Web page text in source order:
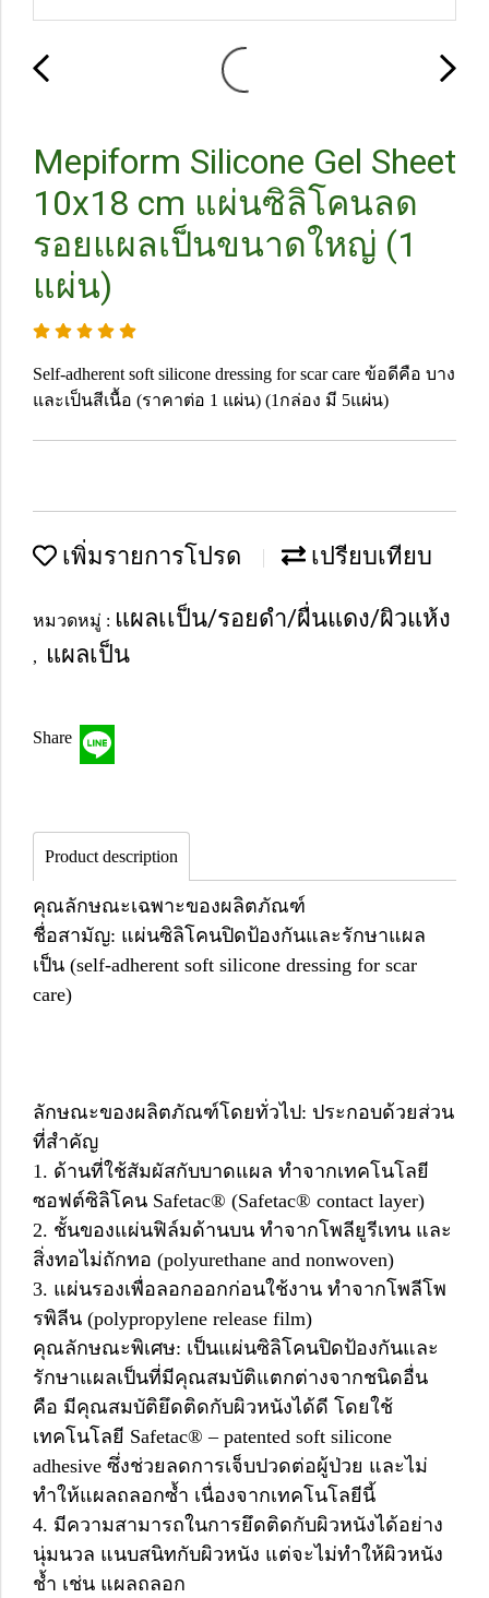
Mepiform Silicone Gel Sheet
10x18 cm แผ่นซิลิโคนลด
รอยแผลเป็นขนาดใหญ่ (1
แผ่น)
Self-adherent soft silicone dressing for scar care ข้อดีคือ บาง
และเป็นสีเนื้อ (ราคาต่อ 1 แผ่น) (1กล่อง มี 5แผ่น)
เพิ่มรายการโปรด เปรียบเทียบ
หมวดหมู่ : แผลเเป็น/รอยดำ/ผื่นแดง/ผิวแห้ง
, แผลเป็น
Share
Product description
คุณลักษณะเฉพาะของผลิตภัณฑ์
ชื่อสามัญ: แผ่นซิลิโคนปิดป้องกันและรักษาแผล
เป็น (self-adherent soft silicone dressing for scar
care)
ลักษณะของผลิตภัณฑ์โดยทั่วไป: ประกอบด้วยส่วน
ที่สำคัญ
1. ด้านที่ใช้สัมผัสกับบาดแผล ทำจากเทคโนโลยี
ซอฟต์ซิลิโคน Safetac® (Safetac® contact layer)
2. ชั้นของแผ่นฟิล์มด้านบน ทำจากโพลียูรีเทน และ
สิ่งทอไม่ถักทอ (polyurethane and nonwoven)
3. แผ่นรองเพื่อลอกออกก่อนใช้งาน ทำจากโพลีโพ
รพิลีน (polypropylene release film)
คุณลักษณะพิเศษ: เป็นแผ่นซิลิโคนปิดป้องกันและ
รักษาแผลเป็นที่มีคุณสมบัติแตกต่างจากชนิดอื่น
คือ มีคุณสมบัติยึดติดกับผิวหนังได้ดี โดยใช้
เทคโนโลยี Safetac® – patented soft silicone
adhesive ซึ่งช่วยลดการเจ็บปวดต่อผู้ป่วย และไม่
ทำให้แผลถลอกซ้ำ เนื่องจากเทคโนโลยีนี้
4. มีความสามารถในการยึดติดกับผิวหนังได้อย่าง
นุ่มนวล แนบสนิทกับผิวหนัง แต่จะไม่ทำให้ผิวหนัง
ช้ำ เช่น แผลถลอก